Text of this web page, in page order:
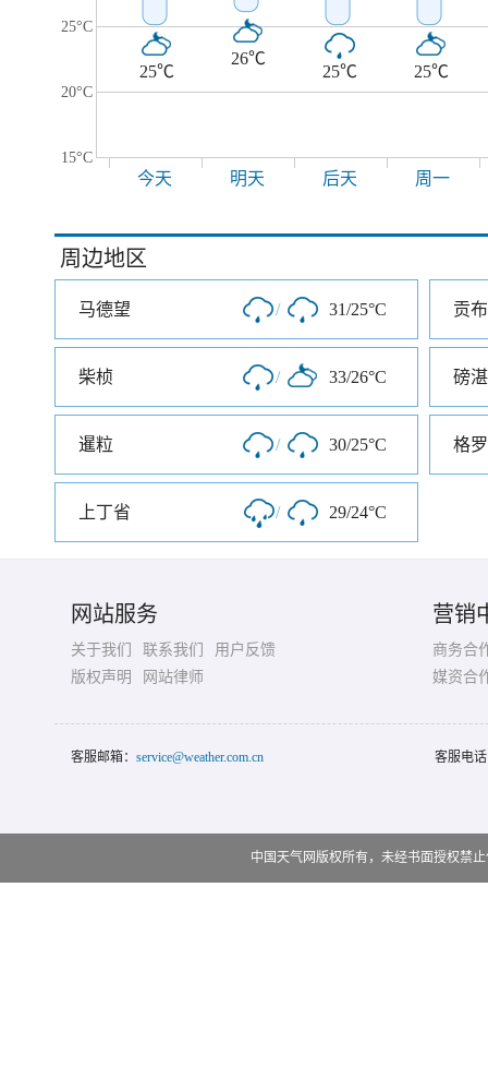
25°C
20°C
15°C
25℃
26℃
25℃ 25℃
今天 明天 后天 周一
周边地区
马德望 / 31/25°C 贡布
柴桢 / 33/26°C 磅湛
暹粒 / 30/25°C 格
上丁省 / 29/24°C
网站服务
关于我们 联系我们
用户反馈
版权声明
网站律师
营销
商务合
媒资合
客服邮箱： service@weather.com.cn 客服电
中国天气网版权所有，未经书面授权